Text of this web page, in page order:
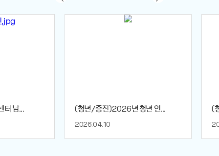
터 남... (청년/증진)2026년 청년 인...
2026.04.10
(